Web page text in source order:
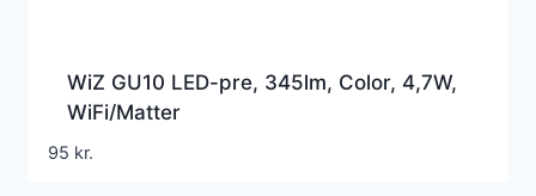
WiZ GU10 LED-pre, 345lm, Color, 4,7W,
WiFi/Matter
95 kr.